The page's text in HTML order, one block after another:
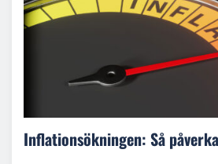
Inflationsökningen: Så